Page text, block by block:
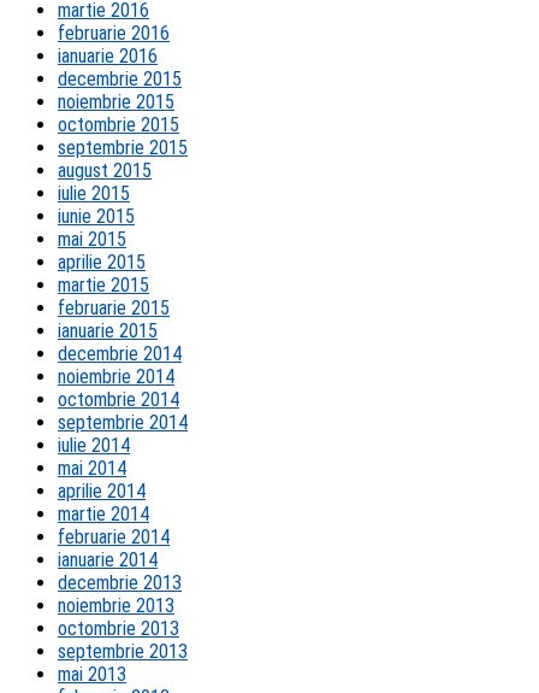
martie 2016
februarie 2016
ianuarie 2016
decembrie 2015
noiembrie 2015
octombrie 2015
septembrie 2015
august 2015
iulie 2015
iunie 2015
mai 2015
aprilie 2015
martie 2015
februarie 2015
ianuarie 2015
decembrie 2014
noiembrie 2014
octombrie 2014
septembrie 2014
iulie 2014
mai 2014
aprilie 2014
martie 2014
februarie 2014
ianuarie 2014
decembrie 2013
noiembrie 2013
octombrie 2013
septembrie 2013
mai 2013